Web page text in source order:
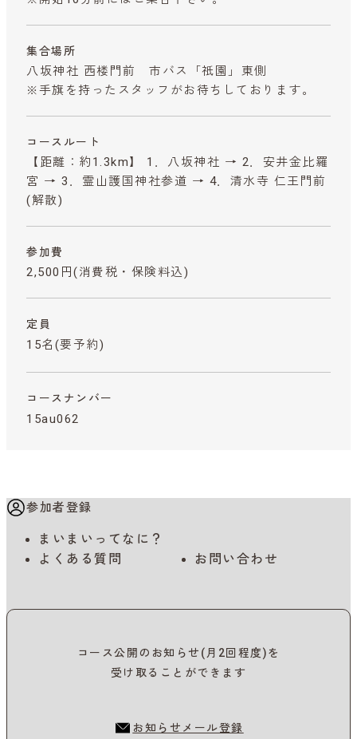
集合場所
八坂神社 西楼門前 市バス「祇園」東側
※手旗を持ったスタッフがお待ちしております。
コースルート
【距離：約1.3km】 1．八坂神社 → 2．安井金比羅
宮 → 3．霊山護国神社参道 → 4．清水寺 仁王門前
(解散)
参加費
2,500円 (消費税・保険料込)
定員
15名(要予約)
コースナンバー
15au062
参加者登録
まいまいってなに？
よくある質問
お問い合わせ
コース公開のお知らせ(月2回程度)を
受け取ることができます
お知らせメール登録